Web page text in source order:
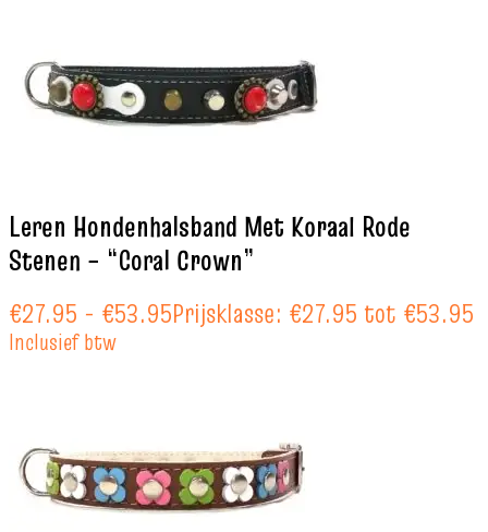
Leren Hondenhalsband Met Koraal Rode
Stenen – “Coral Crown”
€27.95 - €53.95Prijsklasse: €27.95 tot €53.95
Inclusief btw